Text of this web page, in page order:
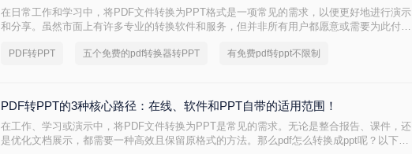
在日常工作和学习中，将PDF文件转换为PPT格式是一项常见的需求，以便更好地进行演示
和分享。虽然市面上有许多专业的转换软件和服务，但并非所有用户都愿意或需要为此付
轻松实现格式转换。
PDF转PPT 五个免费的pdf转换器转PPT 有免费pdf转ppt不限制
PDF转PPT的3种核心路径：在线、软件和PPT自带的适用范围！
在工作、学习或演示中，将PDF文件转换为PPT是常见的需求。无论是整合报告、课件，还
是优化文档展示，都需要一种高效且保留原格式的方法。那么pdf怎么转换成ppt呢？以下是